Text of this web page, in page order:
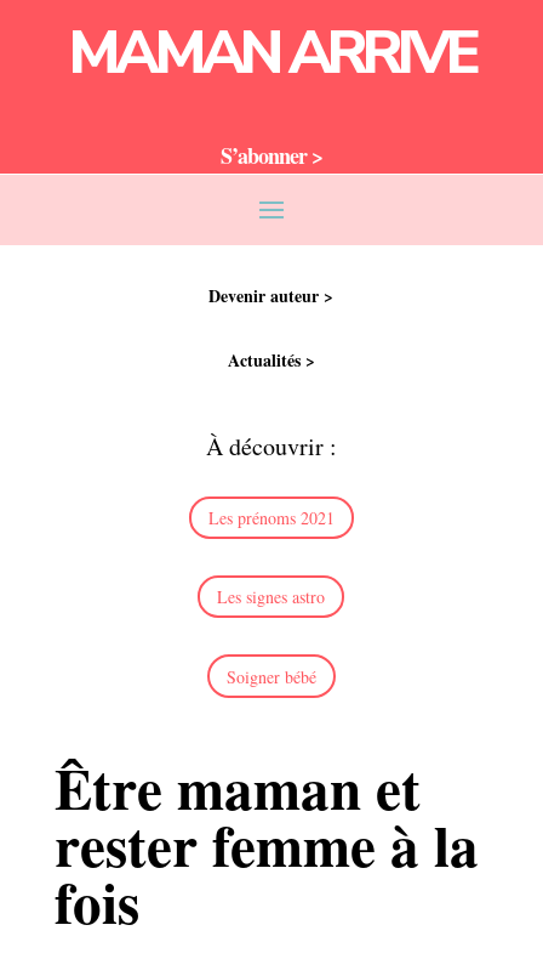
MAMAN ARRIVE
S’abonner >
Devenir auteur >
Actualités >
À découvrir :
Les prénoms 2021
Les signes astro
Soigner bébé
Être maman et
rester femme à la
fois